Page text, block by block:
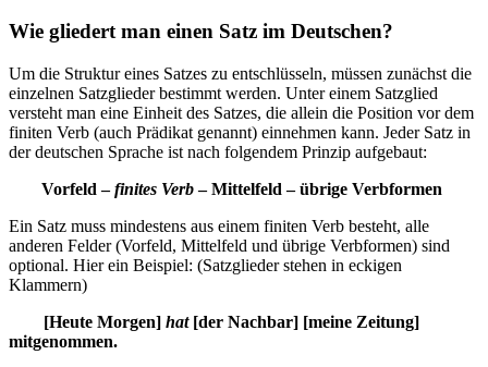
Wie gliedert man einen Satz im Deutschen?
Um die Struktur eines Satzes zu entschlüsseln, müssen zunächst die
einzelnen Satzglieder bestimmt werden. Unter einem Satzglied
versteht man eine Einheit des Satzes, die allein die Position vor dem
finiten Verb (auch Prädikat genannt) einnehmen kann. Jeder Satz in
der deutschen Sprache ist nach folgendem Prinzip aufgebaut:
Vorfeld –finites Verb– Mittelfeld – übrige Verbformen
Ein Satz muss mindestens aus einem finiten Verb besteht, alle
anderen Felder (Vorfeld, Mittelfeld und übrige Verbformen) sind
optional. Hier ein Beispiel: (Satzglieder stehen in eckigen
Klammern)
[Heute Morgen] hat[der Nachbar] [meine Zeitung]
mitgenommen.